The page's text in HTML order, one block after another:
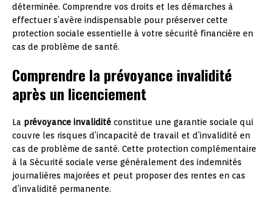
déterminée. Comprendre vos droits et les démarches à
effectuer s’avère indispensable pour préserver cette
protection sociale essentielle à votre sécurité financière en
cas de problème de santé.
Comprendre la prévoyance invalidité
après un licenciement
La prévoyance invalidité constitue une garantie sociale qui
couvre les risques d’incapacité de travail et d’invalidité en
cas de problème de santé. Cette protection complémentaire
à la Sécurité sociale verse généralement des indemnités
journalières majorées et peut proposer des rentes en cas
d’invalidité permanente.